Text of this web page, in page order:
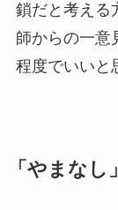
鎖だと考える
師からの一意
程度でいいと
「やまな